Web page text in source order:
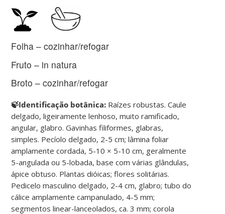
Folha – cozinhar/refogar
Fruto – in natura
Broto – cozinhar/refogar
🍃Identificação botânica: Raízes robustas. Caule
delgado, ligeiramente lenhoso, muito ramificado,
angular, glabro. Gavinhas filiformes, glabras,
simples. Pecíolo delgado, 2-5 cm; lâmina foliar
amplamente cordada, 5-10 × 5-10 cm, geralmente
5-angulada ou 5-lobada, base com várias glândulas,
ápice obtuso. Plantas dióicas; flores solitárias.
Pedicelo masculino delgado, 2-4 cm, glabro; tubo do
cálice amplamente campanulado, 4-5 mm;
segmentos linear-lanceolados, ca. 3 mm; corola